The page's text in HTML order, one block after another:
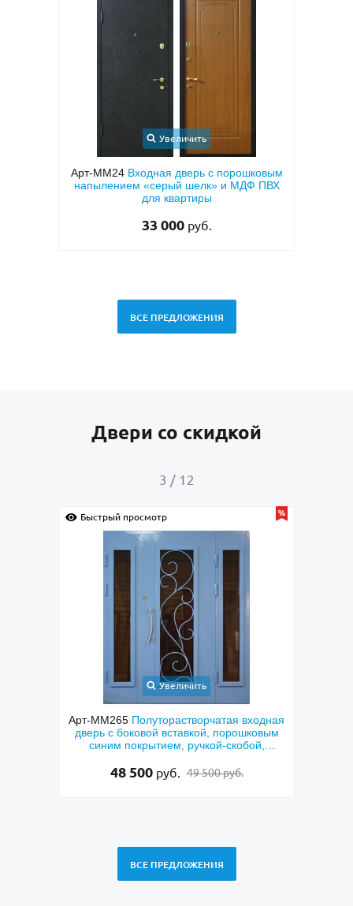
дверь с порошковым
шелк» и МДФ ПВХ
Арт-ММ50Входная квартирная
МДФ ПВХ коричневого цвета с
ВСЕ ПРЕДЛОЖЕНИЯ
Двери со скидкой
4 / 12
входная
вставкой, порошковым
ручкой-скобой,
Арт-ММ267Входная
с коричневыми панелями МДФ,
и арочной фрамугой
135 500
ВСЕ ПРЕДЛОЖЕНИЯ